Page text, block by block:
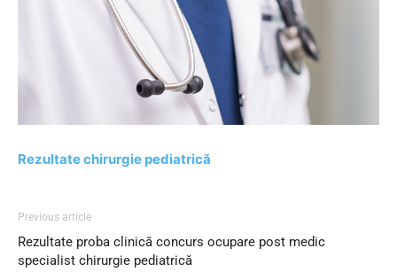
Rezultate chirurgie pediatrică
Previous article
Rezultate proba clinică concurs ocupare post medic
specialist chirurgie pediatrică